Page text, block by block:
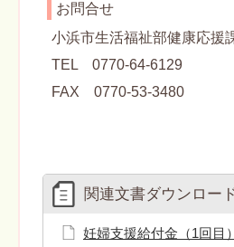
お問合せ
小浜市生活福祉部健康応援
TEL 0770-64-6129
FAX 0770-53-3480
関連文書ダウンロー
妊婦支援給付金（1回目）